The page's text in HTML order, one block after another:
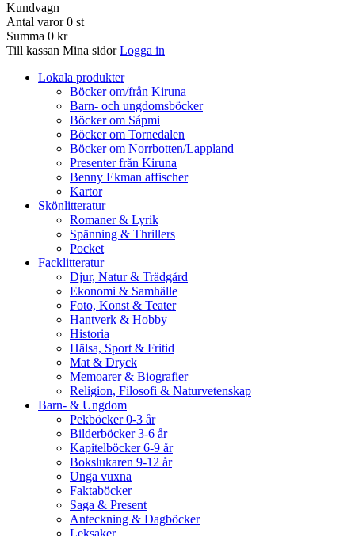
Kundvagn
Antal varor 0 st
Summa 0 kr
Till kassan Mina sidor Logga in
Lokala produkter
Böcker om/från Kiruna
Barn- och ungdomsböcker
Böcker om Sápmi
Böcker om Tornedalen
Böcker om Norrbotten/Lappland
Presenter från Kiruna
Benny Ekman affischer
Kartor
Skönlitteratur
Romaner & Lyrik
Spänning & Thrillers
Pocket
Facklitteratur
Djur, Natur & Trädgård
Ekonomi & Samhälle
Foto, Konst & Teater
Hantverk & Hobby
Historia
Hälsa, Sport & Fritid
Mat & Dryck
Memoarer & Biografier
Religion, Filosofi & Naturvetenskap
Barn- & Ungdom
Pekböcker 0-3 år
Bilderböcker 3-6 år
Kapitelböcker 6-9 år
Bokslukaren 9-12 år
Unga vuxna
Faktaböcker
Saga & Present
Anteckning & Dagböcker
Leksaker